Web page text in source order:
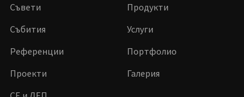
Съвети
Събития
Референции
Проекти
Продукти
Услуги
Портфолио
Галерия